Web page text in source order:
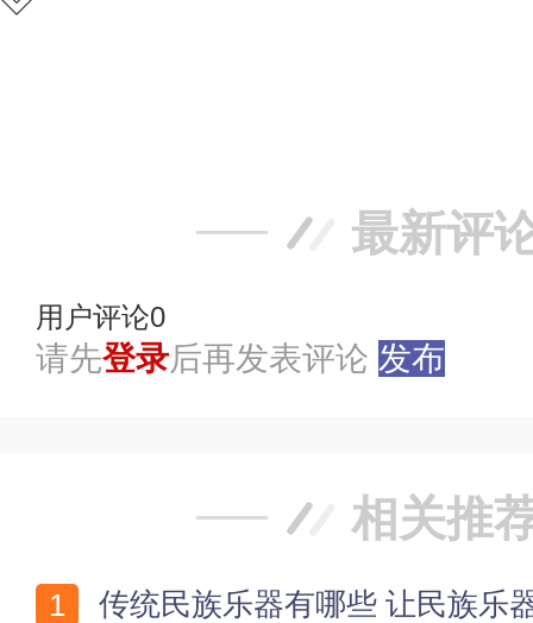
最新评
用户评论0
请先登录后再发表评论 发布
相关推
传统民族乐器有哪些 让民族乐